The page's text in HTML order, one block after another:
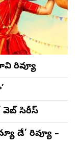
రివ్యూ
వెబ్ సిరీస్
డే’ రివ్యూ –